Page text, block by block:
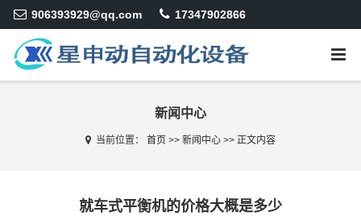
906393929@qq.com 17347902866
新闻中心
当前位置： 首页 >> 新闻中心>> 正文内容
就车式平衡机的价格大概是多少